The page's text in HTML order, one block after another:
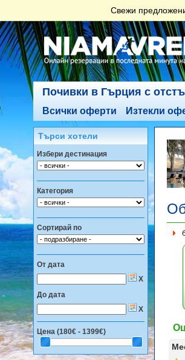
Свежи
Почивки в Гърция с
Всички оферти Изтекли
Търси хотели
Избери дестинация
Категория
Сортирай по
От дата
X
До дата
X
Цена (180€ - 1399€)